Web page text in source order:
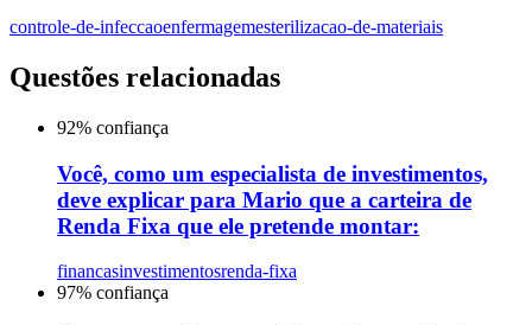
controle-de-infeccaoenfermagemesterilizacao-de-materiais
Questões relacionadas
92% confiança
Você, como um especialista de investimentos,
deve explicar para Mario que a carteira de
Renda Fixa que ele pretende montar:
financasinvestimentosrenda-fixa
97% confiança